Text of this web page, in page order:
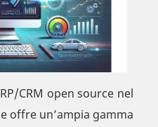
CRM open source nel
offre un’ampia gamma